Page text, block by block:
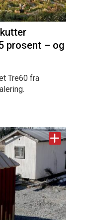
prosent – og
Tre60 fra